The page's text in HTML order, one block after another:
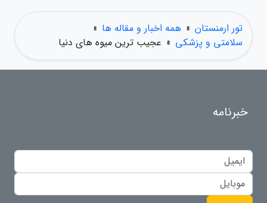
تور ارمنستان » همه اخبار و مقاله ها »
سلامتی و پزشکی » عجیب ترین میوه های دنیا
خبرنامه